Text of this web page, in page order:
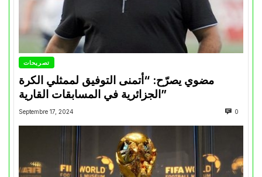
تصريحات
مضوي يصرّح: “أتمنى التوفيق لممثلي الكرة
الجزائرية في المسابقات القارية”
Septembre 17, 2024 0